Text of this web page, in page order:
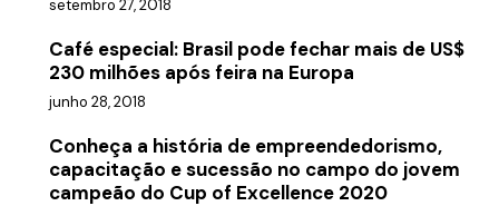
setembro 27, 2018
Café especial: Brasil pode fechar mais de US$
230 milhões após feira na Europa
junho 28, 2018
Conheça a história de empreendedorismo,
capacitação e sucessão no campo do jovem
campeão do Cup of Excellence 2020